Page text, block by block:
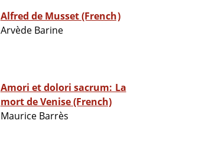
Alfred de Musset (French)
Arvède Barine
Amori et dolori sacrum: La
mort de Venise (French)
Maurice Barrès